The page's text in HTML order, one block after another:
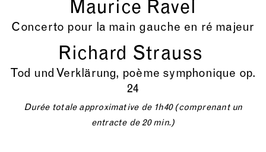
Maurice Ravel
Concerto pour la main gauche en ré majeur
Richard Strauss
Tod und Verklärung, poème symphonique op.
24
Durée totale approximative de 1h40 (comprenant un
entracte de 20 min.)